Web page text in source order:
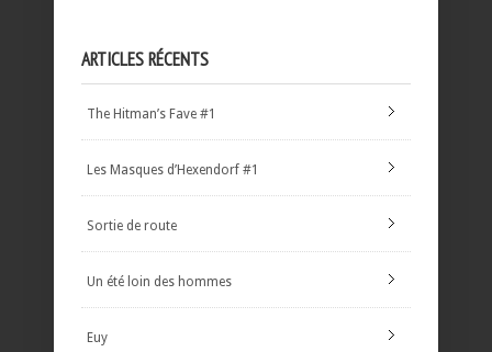
ARTICLES RÉCENTS
The Hitman’s Fave #1
Les Masques d’Hexendorf #1
Sortie de route
Un été loin des hommes
Euy